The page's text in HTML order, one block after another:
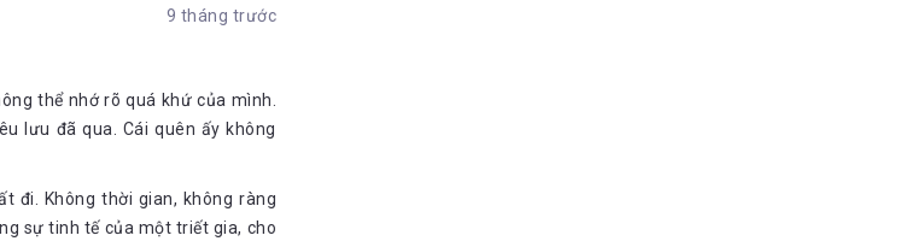
9 tháng trước
thể nhớ rõ quá khứ của mình.
lưu đã qua. Cái quên ấy không
đi. Không thời gian, không ràng
sự tinh tế của một triết gia, cho